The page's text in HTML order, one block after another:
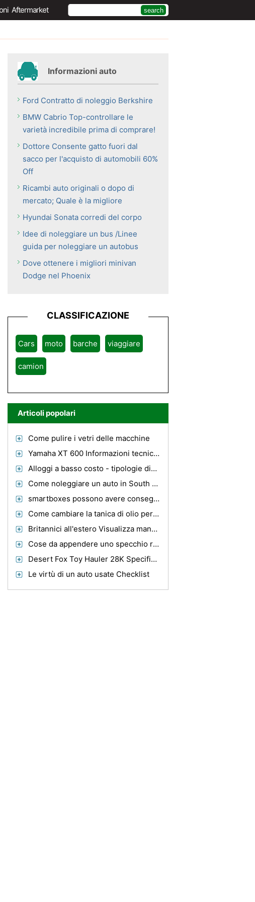
Aftermarket
Informazioni auto
Ford Contratto di noleggio Berkshire
BMW Cabrio Top-controllare le
varietà incredibile prima di comprare!
Dottore Consente gatto fuori dal
sacco per l'acquisto di automobili 60%
Off
Ricambi auto originali o dopo di
mercato; Quale è la migliore
Hyundai Sonata corredi del corpo
Idee di noleggiare un bus /Linee
guida per noleggiare un autobus
Dove ottenere i migliori minivan
Dodge nel Phoenix
CLASSIFICAZIONE
Cars moto barche viaggiare
camion
Articoli popolari
Come pulire i vetri delle macchine
Yamaha XT 600 Informazioni tecniche
Alloggi a basso costo - tipologie diverse per soddisfare le tue esigenze
Come noleggiare un auto in South Carolina
smartboxes possono avere conseguenze negative per tutti i conducenti assicurati
Come cambiare la tanica di olio per un 2003 Vulcan 1600 Classic
Britannici all'estero Visualizza mancanza di gusto per il cibo degli Esteri
Cose da appendere uno specchio retrovisore
Desert Fox Toy Hauler 28K Specifiche
Le virtù di un auto usate Checklist